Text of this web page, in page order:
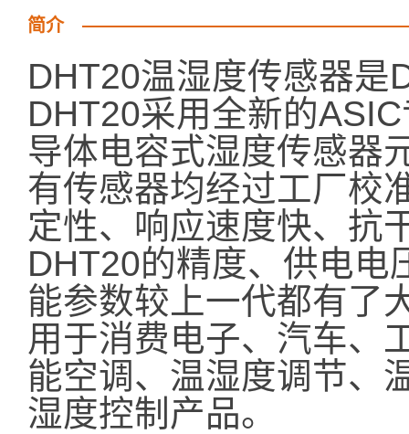
简介
DHT20温湿度传感器是
DHT20采用全新的
导体电容式湿度传感器
有传感器均经过工厂校
定性、响应速度快、抗
DHT20的精度、供电电
能参数较上一代都有了
用于消费电子、汽车、
能空调、温湿度调节、
湿度控制产品。